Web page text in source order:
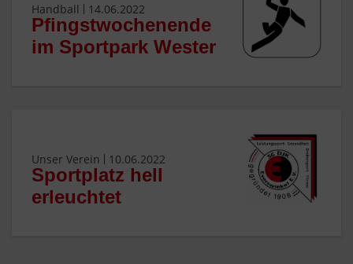
Handball 14.06.2022
Pfingstwochenende
im Sportpark Wester
Unser Verein 10.06.2022
Sportplatz hell
erleuchtet